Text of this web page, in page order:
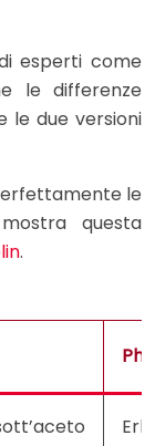
esperti come
le differenze
le due versioni
le
questa
.